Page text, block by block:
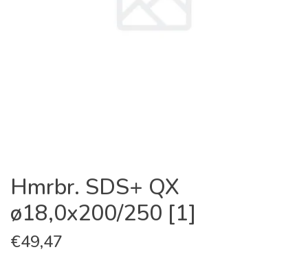
Hmrbr. SDS+ QX
ø18,0x200/250 [1]
€49,47